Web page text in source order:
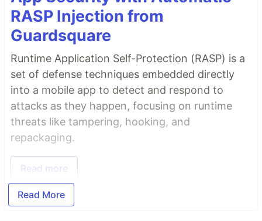
RASP Injection from
Guardsquare
Runtime Application Self-Protection (RASP) is a
set of defense techniques embedded directly
into a mobile app to detect and respond to
attacks as they happen, focusing on runtime
threats like tampering, hooking, and
repackaging.
Read more
Read More